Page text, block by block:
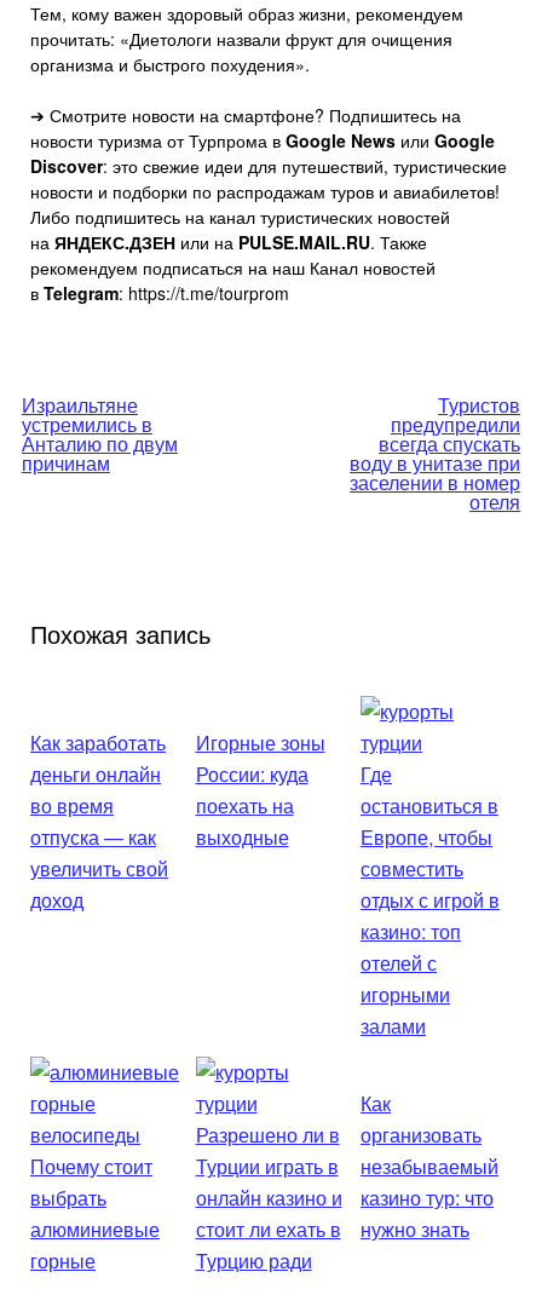
Тем, кому важен здоровый образ жизни, рекомендуем
прочитать: «Диетологи назвали фрукт для очищения
организма и быстрого похудения».
➔ Смотрите новости на смартфоне? Подпишитесь на
новости туризма от Турпрома в Google News или Google
Discover: это свежие идеи для путешествий, туристические
новости и подборки по распродажам туров и авиабилетов!
Либо подпишитесь на канал туристических новостей
на ЯНДЕКС.ДЗЕН или на PULSE.MAIL.RU. Также
рекомендуем подписаться на наш Канал новостей
в Telegram: https://t.me/tourprom
Навигация
по
Израильтяне
устремились в
Анталию по двум
причинам
Туристов
предупредили
всегда спускать
воду в унитазе при
заселении в номер
отеля
Похожая запись
Как заработать
деньги онлайн
во время
отпуска — как
увеличить свой
доход
Игорные зоны
России: куда
поехать на
выходные
Где
остановиться в
Европе, чтобы
совместить
отдых с игрой в
казино: топ
отелей с
игорными
залами
Почему стоит
выбрать
алюминиевые
горные
Разрешено ли в
Турции играть в
онлайн казино и
стоит ли ехать в
Турцию ради
Как
организовать
незабываемый
казино тур: что
нужно знать